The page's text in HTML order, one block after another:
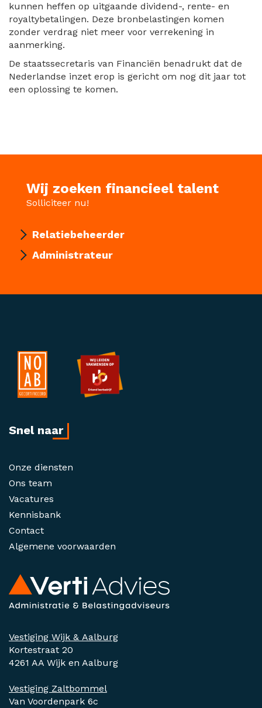
kunnen heffen op uitgaande dividend-, rente- en
royaltybetalingen. Deze bronbelastingen komen
zonder verdrag niet meer voor verrekening in
aanmerking.
De staatssecretaris van Financiën benadrukt dat de
Nederlandse inzet erop is gericht om nog dit jaar tot
een oplossing te komen.
Wij zoeken financieel talent
Solliciteer nu!
Relatiebeheerder
Administrateur
Vestiging Wijk & Aalburg
Kortestraat 20
4261 AA Wijk en Aalburg
Vestiging Zaltbommel
Van Voordenpark 6c
Snel naar
Onze diensten
Ons team
Vacatures
Kennisbank
Contact
Algemene voorwaarden